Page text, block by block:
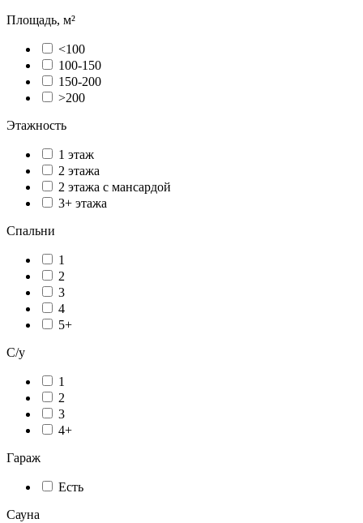
Площадь, м²
<100
100-150
150-200
>200
Этажность
1 этаж
2 этажа
2 этажа с мансардой
3+ этажа
Спальни
1
2
3
4
5+
С/у
1
2
3
4+
Гараж
Есть
Сауна